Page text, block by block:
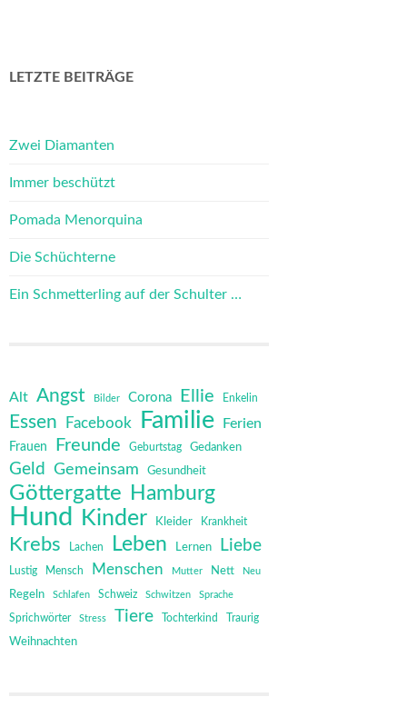
LETZTE BEITRÄGE
Zwei Diamanten
Immer beschützt
Pomada Menorquina
Die Schüchterne
Ein Schmetterling auf der Schulter …
Alt Angst Bilder Corona Ellie Enkelin
Essen Facebook Familie Ferien
Frauen Freunde Geburtstag Gedanken
Geld Gemeinsam Gesundheit
Göttergatte Hamburg
Hund Kinder Kleider Krankheit
Krebs Lachen Leben Lernen Liebe
Lustig Mensch Menschen Mutter Nett Neu
Regeln Schlafen Schweiz Schwitzen Sprache
Sprichwörter Stress Tiere Tochterkind Traurig
Weihnachten